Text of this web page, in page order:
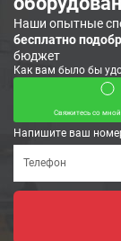
Наши опытные
бесплатно
бюджет
Как вам было бы
Свяжитесь со мной
Напишите ваш